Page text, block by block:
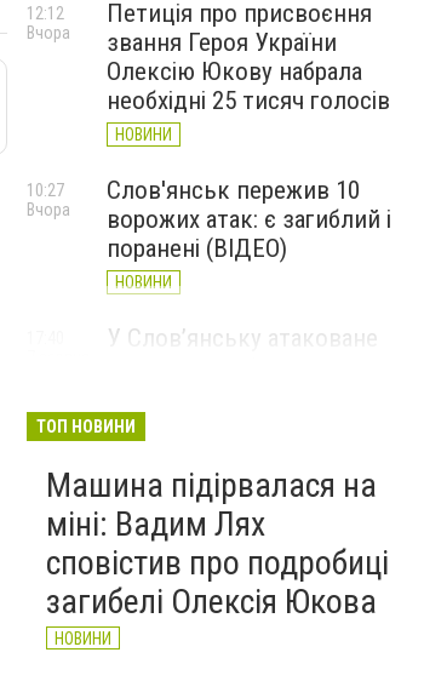
Петиція про присвоєння
звання Героя України
Олексію Юкову набрала
необхідні 25 тисяч голосів
НОВИНИ
12:12
Вчора
Слов'янськ пережив 10
ворожих атак: є загиблий і
поранені (ВІДЕО)
НОВИНИ
10:27
Вчора
У Слов’янську атаковане
НОВИНИ
ТОП НОВИНИ
Машина підірвалася на
міні: Вадим Лях
сповістив про подробиці
загибелі Олексія Юкова
НОВИНИ